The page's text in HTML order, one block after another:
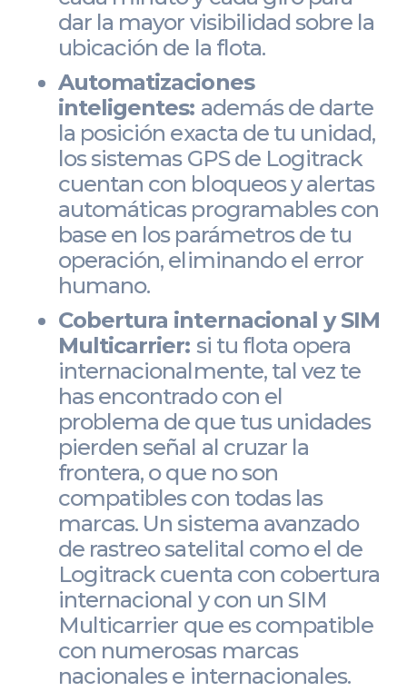
dar la mayor visibilidad sobre la
ubicación de la flota.
Automatizaciones
inteligentes: además de darte
la posición exacta de tu unidad,
los sistemas GPS de Logitrack
cuentan con bloqueos y alertas
automáticas programables con
base en los parámetros de tu
operación, eliminando el error
humano.
Cobertura internacional y SIM
Multicarrier: si tu flota opera
internacionalmente, tal vez te
has encontrado con el
problema de que tus unidades
pierden señal al cruzar la
frontera, o que no son
compatibles con todas las
marcas. Un sistema avanzado
de rastreo satelital como el de
Logitrack cuenta con cobertura
internacional y con un SIM
Multicarrier que es compatible
con numerosas marcas
nacionales e internacionales.